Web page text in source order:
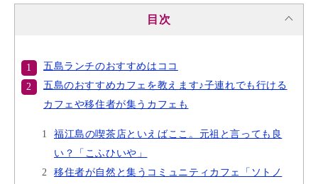
目次
五島ランチのおすすめはココ
五島のおすすめカフェを教えます♪子連れでも行ける
カフェや移住者が集うカフェも
福江島の喫茶店といえばここ。元祖と言っても良
い？「こふひいや」
移住者が自然と集うコミュニティカフェ「ソトノ